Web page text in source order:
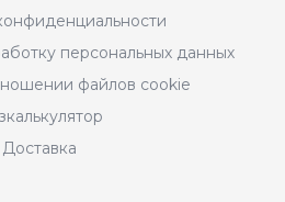
персональных данных
файлов cookie
Доставка